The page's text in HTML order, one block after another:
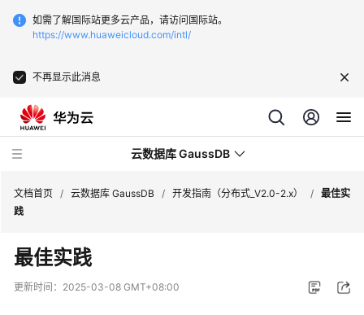
如需了解国际站更多云产品，请访问国际站。
https://www.huaweicloud.com/intl/
不再显示此消息
云数据库 GaussDB
最
新
动
文档首页 / 云数据库 GaussDB / 开发指南（分布式_V2.0-2.x） / 最佳实
践
最佳实践
更新时间： 2025-03-08 GMT+08:00